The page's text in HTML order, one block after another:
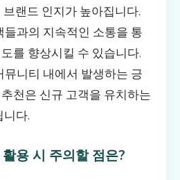
브랜드 인지가 높아집니다.
들과의 지속적인 소통을 통
를 향상시킬 수 있습니다.
뮤니티 내에서 발생하는 긍
천은 신규 고객을 유치하는
다.
용 시 주의할 점은?